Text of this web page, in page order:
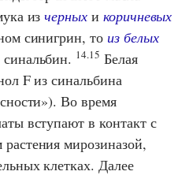
изчерных и коричневых
синигрин, то из белых
14.15 Белая
F из синальбина
Во время
вступают в контакт с
мирозиназой,
клетках. Далее